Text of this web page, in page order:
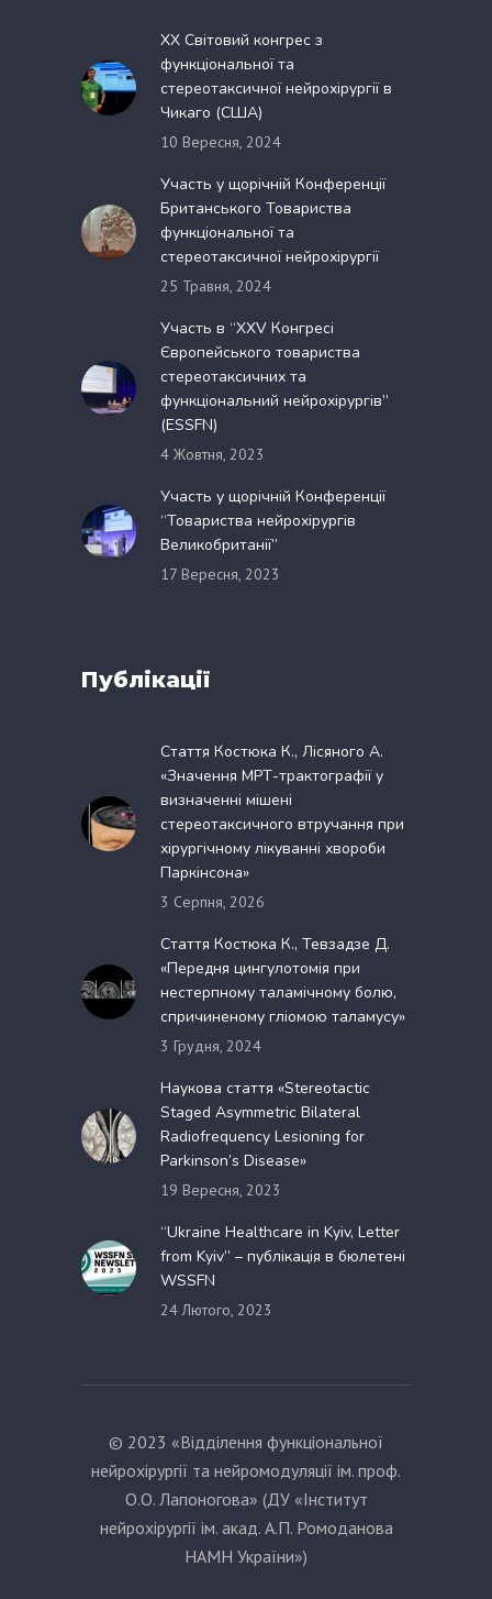
XX Світовий конгрес з
функціональної та
стереотаксичної нейрохірургії в
Чикаго (США)
10 Вересня, 2024
Участь у щорічній Конференції
Британського Товариства
функціональної та
стереотаксичної нейрохірургії
25 Травня, 2024
Участь в “XXV Конгресі
Європейського товариства
стереотаксичних та
функціональний нейрохірургів”
(ESSFN)
4 Жовтня, 2023
Участь у щорічній Конференції
“Товариства нейрохірургів
Великобританії”
17 Вересня, 2023
Публікації
Стаття Костюка К., Лісяного А.
«Значення МРТ-трактографії у
визначенні мішені
стереотаксичного втручання при
хірургічному лікуванні хвороби
Паркінсона»
3 Серпня, 2026
Стаття Костюка К., Тевзадзе Д.
«Передня цингулотомія при
нестерпному таламічному болю,
спричиненому гліомою таламусу»
3 Грудня, 2024
Наукова стаття «Stereotactic
Staged Asymmetric Bilateral
Radiofrequency Lesioning for
Parkinson’s Disease»
19 Вересня, 2023
“Ukraine Healthcare in Kyiv, Letter
from Kyiv” – публікація в бюлетені
WSSFN
24 Лютого, 2023
© 2023 «Відділення функціональної
нейрохірургії та нейромодуляції ім. проф.
О.О. Лапоногова» (ДУ «Інститут
нейрохірургії ім. акад. А.П. Ромоданова
НАМН України»)